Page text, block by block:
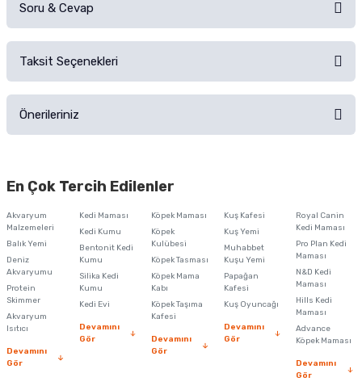
Ürünü Satın Al ve Yorumla
Soru & Cevap
Taksit Seçenekleri
Önerileriniz
iletebilirsiniz.
Ürün resmi kalitesiz, bozuk veya görüntülenemiyor.
Ürün açıklamasında eksik bilgiler bulunuyor.
Ürün bilgilerinde hatalar bulunuyor.
Ürün fiyatı diğer sitelerden daha pahalı.
Bu ürüne benzer farklı alternatifler olmalı.
En Çok Tercih Edilenler
Akvaryum
Malzemeleri
Balık Yemi
Deniz
Akvaryumu
Protein
Skimmer
Akvaryum
Isıtıcı
Devamını
Gör
Kedi Maması
Kedi Kumu
Bentonit Kedi
Kumu
Silika Kedi
Kumu
Kedi Evi
Devamını
Gör
Köpek Maması
Köpek
Kulübesi
Köpek Tasması
Köpek Mama
Kabı
Köpek Taşıma
Kafesi
Devamını
Gör
Kuş Kafesi
Kuş Yemi
Muhabbet
Kuşu Yemi
Papağan
Kafesi
Kuş Oyuncağı
Devamını
Gör
Royal Canin
Kedi Maması
Pro Plan Kedi
Maması
N&D Kedi
Maması
Hills Kedi
Maması
Advance
Köpek Maması
Devamını
Gör